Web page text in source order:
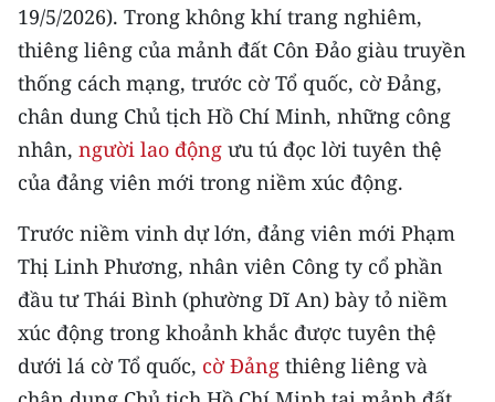
CHƯƠNG TRÌNH OCOP - MỖI XÃ
MỘT SẢN PHẨM
RADIO
MEDIA CENTER
E-Magazine
Video
Media Chính trị
Media Kinh tế
19/5/2026). Trong không khí trang nghiêm,
thiêng liêng của mảnh đất Côn Đảo giàu truyền
thống cách mạng, trước cờ Tổ quốc, cờ Đảng,
chân dung Chủ tịch Hồ Chí Minh, những công
nhân, người lao động ưu tú đọc lời tuyên thệ
của đảng viên mới trong niềm xúc động.
Trước niềm vinh dự lớn, đảng viên mới Phạm
Thị Linh Phương, nhân viên Công ty cổ phần
đầu tư Thái Bình (phường Dĩ An) bày tỏ niềm
xúc động trong khoảnh khắc được tuyên thệ
dưới lá cờ Tổ quốc, cờ Đảng thiêng liêng và